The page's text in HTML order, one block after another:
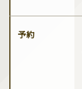
予約